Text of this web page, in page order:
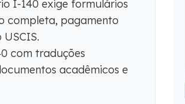
I-140 exige formulários
completa, pagamento
com traduções
acadêmicos e